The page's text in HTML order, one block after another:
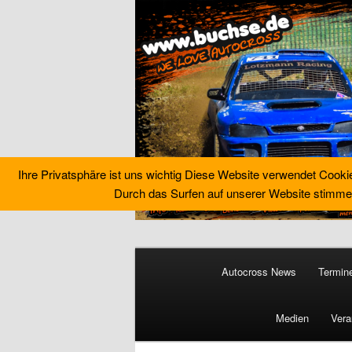
Buchse´s
Autocross News
Medien
Ihre Privatsphäre ist uns wichtig Diese Website verwendet
Durch das Surfen auf unserer Website